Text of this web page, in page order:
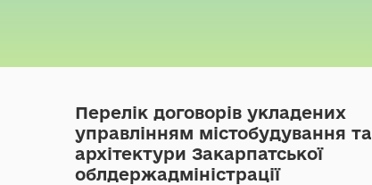
Перелік договорів укладених
управлінням містобудування та
архітектури Закарпатської
облдержадміністрації